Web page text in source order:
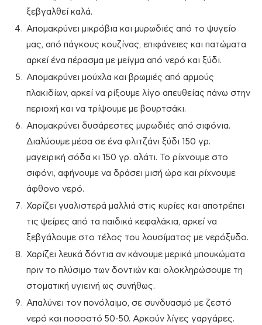
ξεβγαλθεί καλά.
Απομακρύνει μικρόβια και μυρωδιές από το ψυγείο
μας, από πάγκους κουζίνας, επιφάνειες και πατώματα
αρκεί ένα πέρασμα με μείγμα από νερό και ξύδι.
Απομακρύνει μούχλα και βρωμιές από αρμούς
πλακιδίων, αρκεί να ρίξουμε λίγο απευθείας πάνω στην
περιοχή και να τρίψουμε με βουρτσάκι.
Απομακρύνει δυσάρεστες μυρωδιές από σιφόνια.
Διαλύουμε μέσα σε ένα φλιτζάνι ξύδι 150 γρ.
μαγειρική σόδα κι 150 γρ. αλάτι. Το ρίχνουμε στο
σιφόνι, αφήνουμε να δράσει μισή ώρα και ρίχνουμε
άφθονο νερό.
Χαρίζει γυαλιστερά μαλλιά στις κυρίες και αποτρέπει
τις ψείρες από τα παιδικά κεφαλάκια, αρκεί να
ξεβγάλουμε στο τέλος του λουσίματος με νερόξυδο.
Χαρίζει λευκά δόντια αν κάνουμε μερικά μπουκώματα
πριν το πλύσιμο των δοντιών και ολοκληρώσουμε τη
στοματική υγιεινή ως συνήθως.
Απαλύνει τον πονόλαιμο, σε συνδυασμό με ζεστό
νερό και ποσοστό 50-50. Αρκούν λίγες γαργάρες.